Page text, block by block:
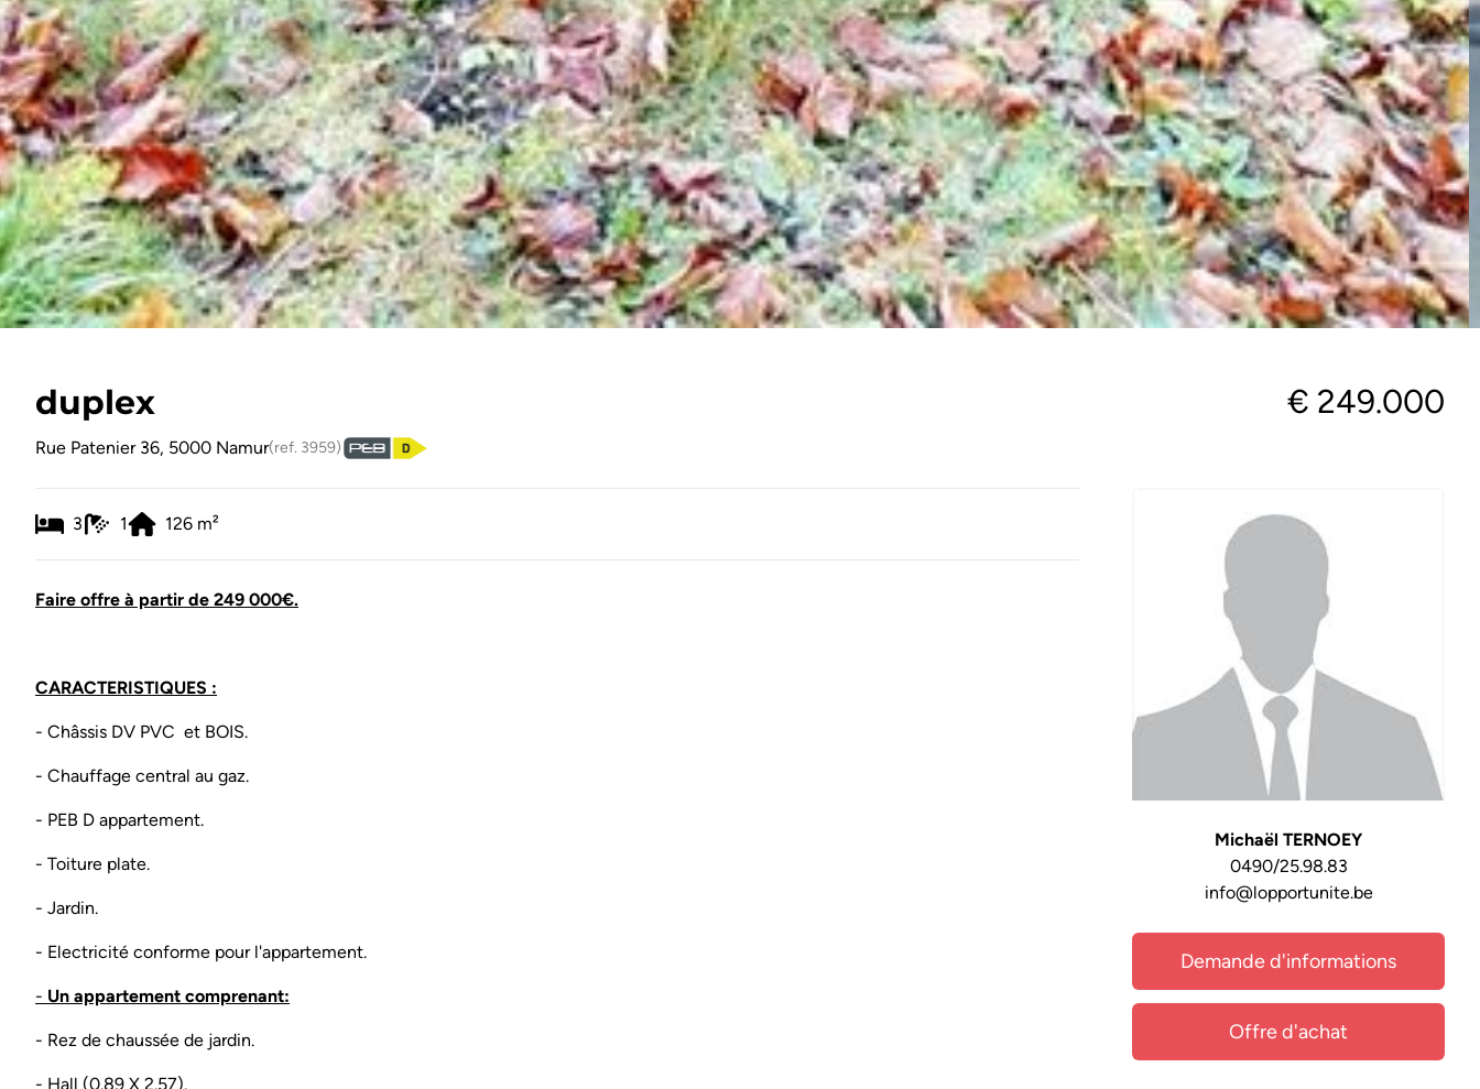
duplex € 249.000
Rue Patenier 36, 5000 Namur(ref. 3959)
3 1 126 m²
Faire offre à partir de 249 000€.
CARACTERISTIQUES :
- Châssis DV PVC et BOIS.
- Chauffage central au gaz.
- PEB D appartement.
- Toiture plate.
- Jardin.
- Electricité conforme pour l'appartement.
- Un appartement comprenant:
- Rez de chaussée de jardin.
- Hall (0.89 X 2.57).
Michaël TERNOEY
0490/25.98.83
info@lopportunite.be
Demande d'informations
Offre d'achat